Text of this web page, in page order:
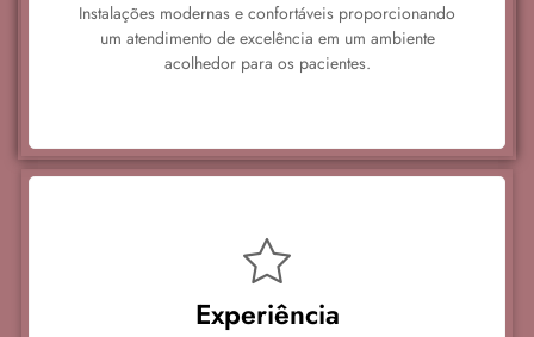
Instalações modernas e confortáveis proporcionando
um atendimento de excelência em um ambiente
acolhedor para os pacientes.
Experiência